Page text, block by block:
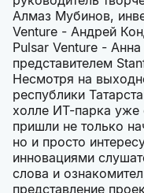
Алмаз Мубинов,
Venture - Андрей
Pulsar Venture -
представителем
Несмотря на
республики
холле ИТ-парка уже
пришли не только
но и просто
инновациями
слова и
представление